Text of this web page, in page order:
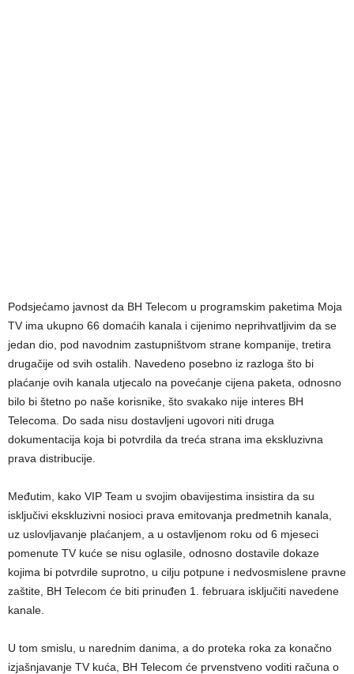
Podsjećamo javnost da BH Telecom u programskim paketima Moja
TV ima ukupno 66 domaćih kanala i cijenimo neprihvatljivim da se
jedan dio, pod navodnim zastupništvom strane kompanije, tretira
drugačije od svih ostalih. Navedeno posebno iz razloga što bi
plaćanje ovih kanala utjecalo na povećanje cijena paketa, odnosno
bilo bi štetno po naše korisnike, što svakako nije interes BH
Telecoma. Do sada nisu dostavljeni ugovori niti druga
dokumentacija koja bi potvrdila da treća strana ima ekskluzivna
prava distribucije.
Međutim, kako VIP Team u svojim obavijestima insistira da su
isključivi ekskluzivni nosioci prava emitovanja predmetnih kanala,
uz uslovljavanje plaćanjem, a u ostavljenom roku od 6 mjeseci
pomenute TV kuće se nisu oglasile, odnosno dostavile dokaze
kojima bi potvrdile suprotno, u cilju potpune i nedvosmislene pravne
zaštite, BH Telecom će biti prinuđen 1. februara isključiti navedene
kanale.
U tom smislu, u narednim danima, a do proteka roka za konačno
izjašnjavanje TV kuća, BH Telecom će prvenstveno voditi računa o